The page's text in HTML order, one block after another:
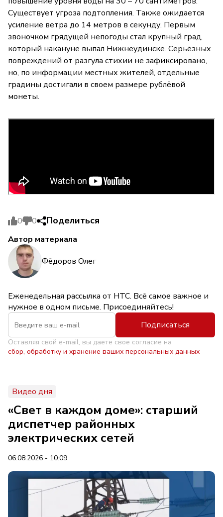
Существует угроза подтопления. Также ожидается
усиление ветра до 14 метров в секунду. Первым
звоночком грядущей непогоды стал крупный град,
который накануне выпал Нижнеудинске. Серьёзных
повреждений от разгула стихии не зафиксировано,
но, по информации местных жителей, отдельные
градины достигали в своем размере рублёвой
монеты.
0 0 Поделиться
Автор материала
Фёдоров Олег
Еженедельная рассылка от НТС. Всё самое важное и
нужное в одном письме. Присоединяйтесь!
Подписаться
Оставляя свой e-mail, вы даете свое согласие на
сбор, обработку и хранение ваших персональных данных
Видео дня
«Свет в каждом доме»: старший
диспетчер районных
электрических сетей
06.08.2026 - 10:09